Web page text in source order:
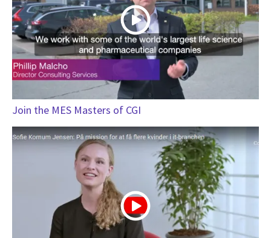
Join the MES Masters of CGI